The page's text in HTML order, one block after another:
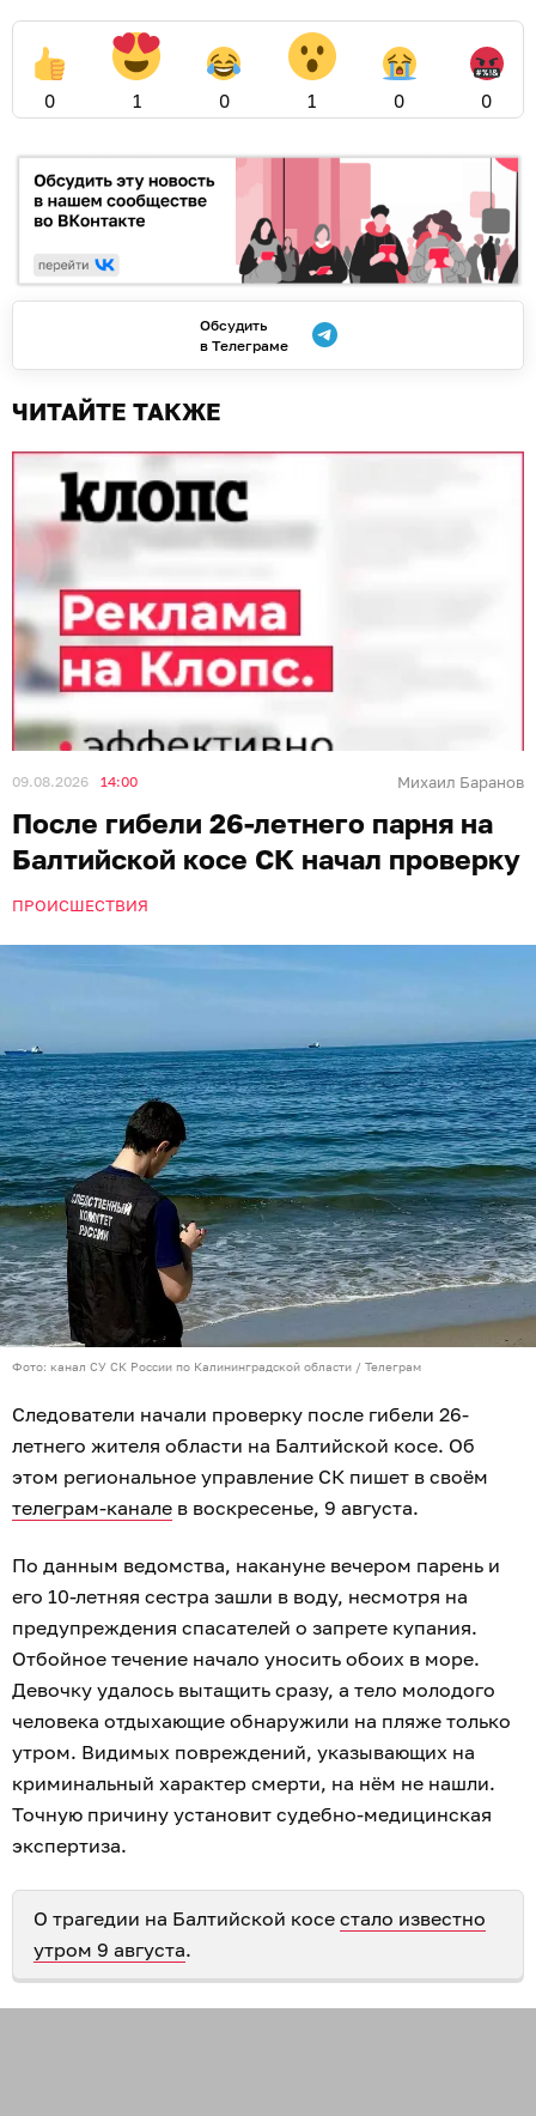
0 1 0 1 0 0
Обсудить
в Телеграме
ЧИТАЙТЕ ТАКЖЕ
09.08.2026 14:00 Михаил Баранов
После гибели 26-летнего парня на
Балтийской косе СК начал проверку
ПРОИСШЕСТВИЯ
Фото: канал СУ СК России по Калининградской области / Телеграм
Следователи начали проверку после гибели 26-
летнего жителя области на Балтийской косе. Об
этом региональное управление СК пишет в своём
телеграм-канале в воскресенье, 9 августа.
По данным ведомства, накануне вечером парень и
его 10-летняя сестра зашли в воду, несмотря на
предупреждения спасателей о запрете купания.
Отбойное течение начало уносить обоих в море.
Девочку удалось вытащить сразу, а тело молодого
человека отдыхающие обнаружили на пляже только
утром. Видимых повреждений, указывающих на
криминальный характер смерти, на нём не нашли.
Точную причину установит судебно-медицинская
экспертиза.
О трагедии на Балтийской косе стало известно
утром 9 августа.